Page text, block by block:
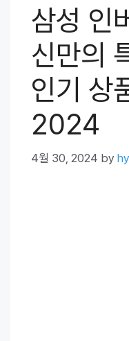
삼성 인
신만의
인기 상
2024
4월 30, 2024 by